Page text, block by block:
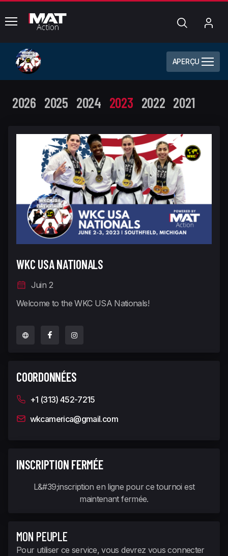
common.menu Chercher
APERÇU
2026 2025 2024 2023 2022 2021
WKC USA NATIONALS
Juin 2
Welcome to the WKC USA Nationals!
COORDONNÉES
+1 (313) 452-7215
wkcamerica@gmail.com
INSCRIPTION FERMÉE
L&#39;inscription en ligne pour ce tournoi est
maintenant fermée.
MON PEUPLE
Pour utiliser ce service, vous devrez vous connecter